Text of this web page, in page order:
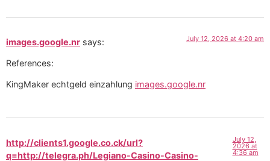
images.google.nr says: July 12, 2026 at 4:20 am
References:
KingMaker echtgeld einzahlung images.google.nr
http://clients1.google.co.ck/url?
q=http://telegra.ph/Legiano-Casino-Casino-
July 12,
2026 at
4:36 am